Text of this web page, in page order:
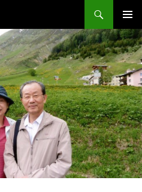
主要選單